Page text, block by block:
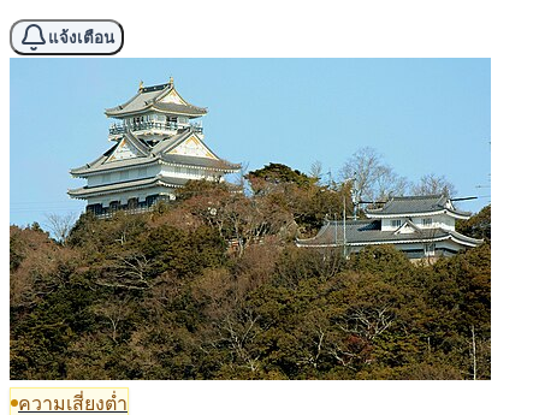
แจ้งเตือน
ความเสี่ยงต่ำ